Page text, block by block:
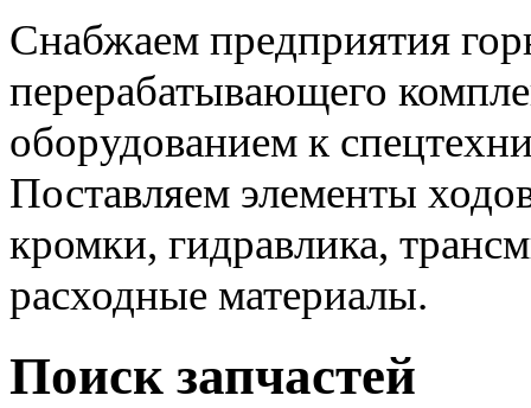
Снабжаем предприятия
перерабатывающего
оборудованием к
Поставляем элементы
кромки, гидравлика,
расходные материалы.
Поиск запчастей